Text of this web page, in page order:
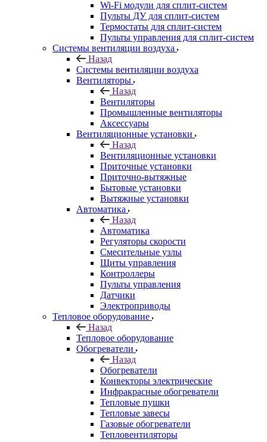
Wi-Fi модули для сплит-систем
Пульты ДУ для сплит-систем
Термостаты для сплит-систем
Пульты управления для сплит-систем
Системы вентиляции воздуха
Назад
Системы вентиляции воздуха
Вентиляторы
Назад
Вентиляторы
Промышленные вентиляторы
Аксессуары
Вентиляционные установки
Назад
Вентиляционные установки
Приточные установки
Приточно-вытяжные
Бытовые установки
Вытяжные установки
Автоматика
Назад
Автоматика
Регуляторы скорости
Смесительные узлы
Щиты управления
Контроллеры
Пульты управления
Датчики
Электроприводы
Тепловое оборудование
Назад
Тепловое оборудование
Обогреватели
Назад
Обогреватели
Конвекторы электрические
Инфракрасные обогреватели
Тепловые пушки
Тепловые завесы
Газовые обогреватели
Тепловентиляторы